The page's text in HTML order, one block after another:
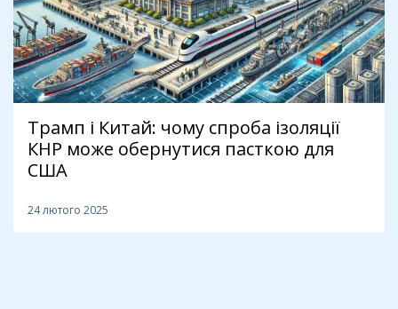
Трамп і Китай: чому спроба ізоляції
КНР може обернутися пасткою для
США
24 лютого 2025